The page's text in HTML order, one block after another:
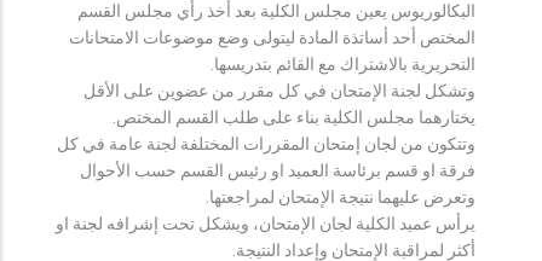
البكالوريوس يعين مجلس الكلية بعد أخذ رأي مجلس القسم
المختص أحد أساتذة المادة ليتولى وضع موضوعات الامتحانات
التحريرية بالاشتراك مع القائم بتدريسها.
وتشكل لجنة الإمتحان في كل مقرر من عضوين على الأقل
يختارهما مجلس الكلية بناء على طلب القسم المختص.
وتتكون من لجان إمتحان المقررات المختلفة لجنة عامة في كل
فرقة او قسم برئاسة العميد او رئيس القسم حسب الأحوال
وتعرض عليهما نتيجة الإمتحان لمراجعتها.
يرأس عميد الكلية لجان الإمتحان، ويشكل تحت إشرافه لجنة او
أكثر لمراقبة الإمتحان وإعداد النتيجة.